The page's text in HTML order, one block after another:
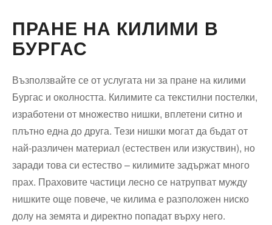
ПРАНЕ НА КИЛИМИ В
БУРГАС
Възползвайте се от услугата ни за пране на килими
Бургас и околността. Килимите са текстилни постелки,
изработени от множество нишки, вплетени ситно и
плътно една до друга. Тези нишки могат да бъдат от
най-различен материал (естествен или изкуствин), но
заради това си естество – килимите задържат много
прах. Праховите частици лесно се натрупват мужду
нишките още повече, че килима е разположен ниско
долу на земята и директно попадат върху него.